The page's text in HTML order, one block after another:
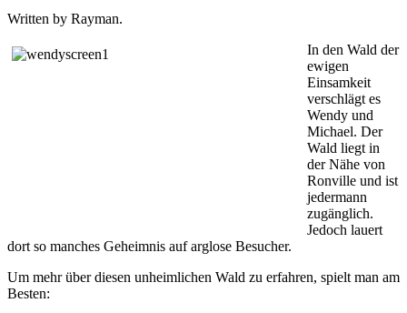
Written by Rayman.
In den Wald der
ewigen
Einsamkeit
verschlägt es
Wendy und
Michael. Der
Wald liegt in
der Nähe von
Ronville und ist
jedermann
zugänglich.
Jedoch lauert
dort so manches Geheimnis auf arglose Besucher.
Um mehr über diesen unheimlichen Wald zu erfahren, spielt man am
Besten: